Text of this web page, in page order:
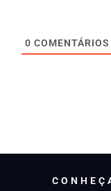
0 COMENTÁRIOS